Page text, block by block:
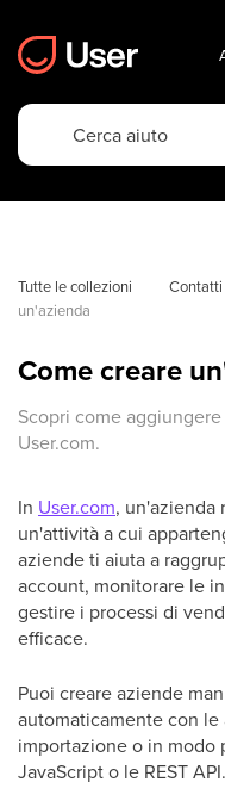
Tutte le collezioni
un'azienda
Come creare
Scopri come
User.com.
In User.com, un'azienda
un'attività a cui
aziende ti aiuta a
account, monitorare le
gestire i processi di
efficace.
Puoi creare aziende
automaticamente con
importazione o in modo
JavaScript o le REST API.